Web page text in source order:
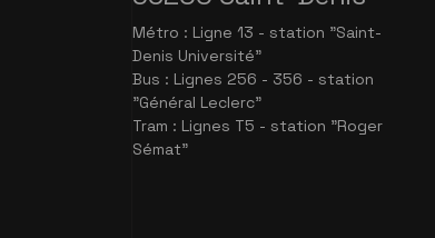
Métro : Ligne 13 - station "Saint-
Denis Université"
Bus : Lignes 256 - 356 - station
"Général Leclerc"
Tram : Lignes T5 - station "Roger
Sémat"